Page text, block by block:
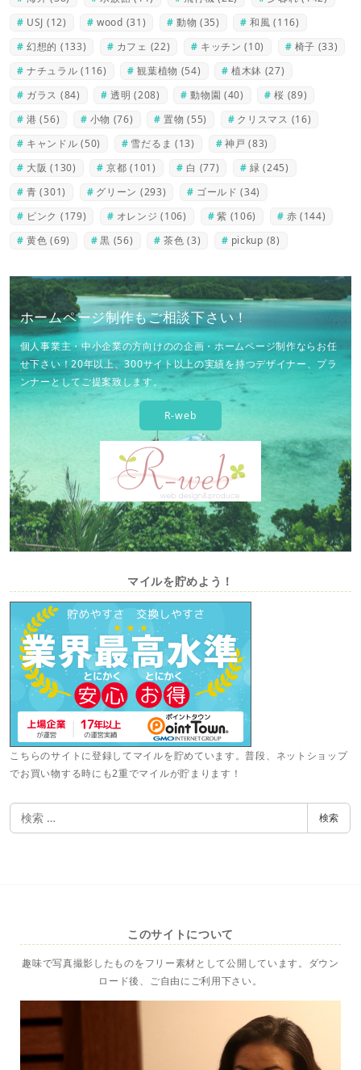
USJ (12) wood (31) 動物 (35) 和風 (116)
幻想的 (133) カフェ (22) キッチン (10) 椅子 (33)
ナチュラル (116) 観葉植物 (54) 植木鉢 (27)
ガラス (84) 透明 (208) 動物園 (40) 桜 (89)
港 (56) 小物 (76) 置物 (55) クリスマス (16)
キャンドル (50) 雪だるま (13) 神戸 (83)
大阪 (130) 京都 (101) 白 (77) 緑 (245)
青 (301) グリーン (293) ゴールド (34)
ピンク (179) オレンジ (106) 紫 (106) 赤 (144)
黄色 (69) 黒 (56) 茶色 (3) pickup (8)
ホームページ制作もご相談下さい！
個人事業主・中小企業の方向けのの企画・ホームページ制作ならお任
せ下さい！20年以上、300サイト以上の実績を持つデザイナー、プラ
ンナーとしてご提案致します。
R-web
マイルを貯めよう！
こちらのサイトに登録してマイルを貯めています。普段、ネットショップ
でお買い物する時にも2重でマイルが貯まります！
検
索
検索
このサイトについて
趣味で写真撮影したものをフリー素材として公開しています。ダウン
ロード後、ご自由にご利用下さい。